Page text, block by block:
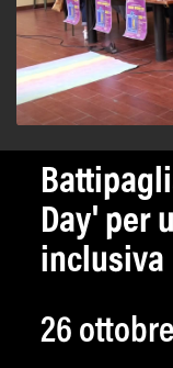
Day' per
inclusiva
26